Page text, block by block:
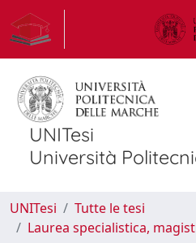
UNITesi
Università
UNITesi
Tutte le tesi
Laurea specialistica,